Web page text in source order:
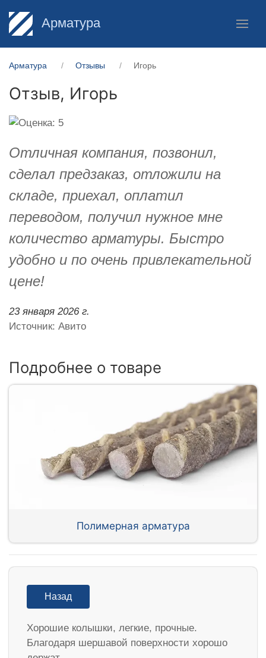
Арматура
Арматура Отзывы Игорь
Отзыв, Игорь
Отличная компания, позвонил,
сделал предзаказ, отложили на
складе, приехал, оплатил
переводом, получил нужное мне
количество арматуры. Быстро
удобно и по очень привлекательной
цене!
23 января 2026 г.
Источник: Авито
Подробнее о товаре
Полимерная арматура
Назад
Хорошие колышки, легкие, прочные.
Благодаря шершавой поверхности хорошо